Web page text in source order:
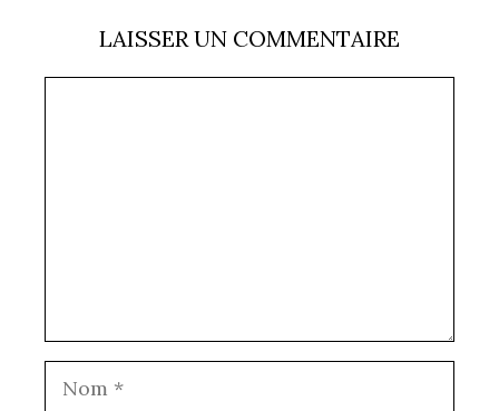
LAISSER UN COMMENTAIRE